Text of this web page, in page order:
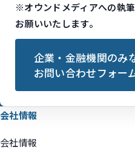
※オウンドメディアへの執
お願いいたします。
企業・金融機関のみ
お問い合わせフォー
会社情報
会社情報